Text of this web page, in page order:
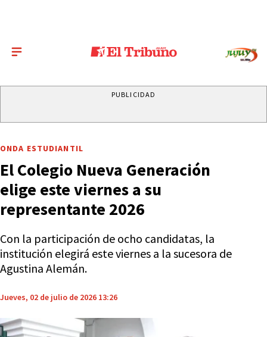
PUBLICIDAD
ONDA ESTUDIANTIL
El Colegio Nueva Generación
elige este viernes a su
representante 2026
Con la participación de ocho candidatas, la
institución elegirá este viernes a la sucesora de
Agustina Alemán.
Jueves, 02 de julio de 2026 13:26